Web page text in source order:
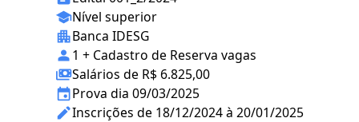
Nível superior
Banca IDESG
1 + Cadastro de Reserva vagas
Salários de R$ 6.825,00
Prova dia 09/03/2025
Inscrições de 18/12/2024 à 20/01/2025